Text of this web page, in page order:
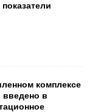
комплексе
введено в